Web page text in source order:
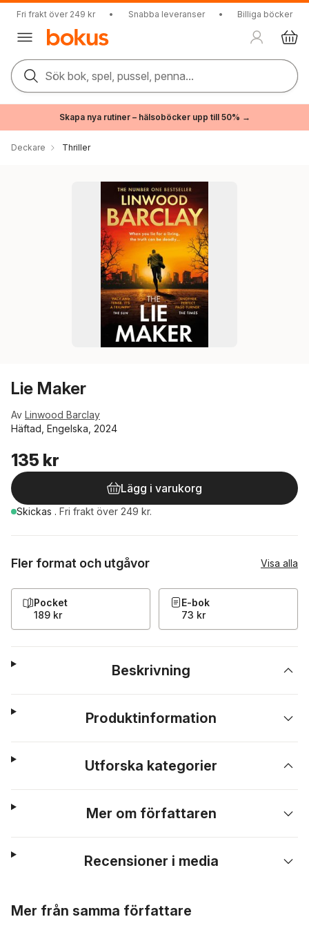
Fri frakt över 249 kr • Snabba leveranser • Billiga böcker
Sök bok, spel, pussel, penna...
Skapa nya rutiner – hälsoböcker upp till 50% →
Deckare Thriller
Lie Maker
Av Linwood Barclay
Häftad, Engelska, 2024
135 kr
Lägg i varukorg
Skickas . Fri frakt över 249 kr.
Fler format och utgåvor Visa alla
Pocket
189 kr
E-bok
73 kr
Beskrivning
Produktinformation
Utforska kategorier
Mer om författaren
Recensioner i media
Mer från samma författare